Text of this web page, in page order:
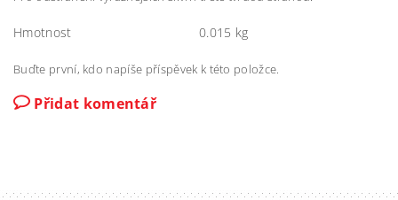
Hmotnost 0.015 kg
Buďte první, kdo napíše příspěvek k této položce.
Přidat komentář